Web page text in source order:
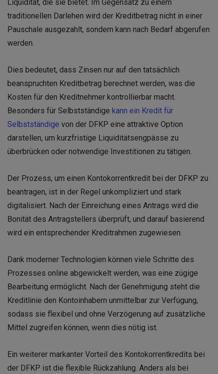
Liquidität, die sie bietet. Im Gegensatz zu einem
traditionellen Darlehen wird der Kreditbetrag nicht in einer
Pauschale ausgezahlt, sondern kann nach Bedarf abgerufen
werden.
Dies bedeutet, dass Zinsen nur auf den tatsächlich
beanspruchten Kreditbetrag berechnet werden, was die
Kosten für den Kreditnehmer kontrollierbar macht.
Besonders für Selbstständige kann ein Kredit für
Selbstständige von der DFKP eine attraktive Option
darstellen, um kurzfristige Liquiditätsengpässe zu
überbrücken oder notwendige Investitionen zu tätigen.
Der Prozess, um einen Kontokorrentkredit bei der DFKP zu
beantragen, ist in der Regel unkompliziert und stark
digitalisiert. Nach der Einreichung eines Antrags wird die
Bonität des Antragstellers überprüft, und darauf basierend
wird ein entsprechender Kreditrahmen zugewiesen.
Dank moderner Technologien können viele Schritte des
Prozesses online abgewickelt werden, was eine zügige
Bearbeitung ermöglicht. Nach der Genehmigung steht die
Kreditlinie den Kontoinhabern unmittelbar zur Verfügung,
sodass sie flexibel und ohne Verzögerung auf zusätzliche
Mittel zugreifen können, wenn dies nötig ist.
Ein weiterer markanter Vorteil des Kontokorrentkredits bei
der DFKP ist die flexible Rückzahlung. Anders als bei